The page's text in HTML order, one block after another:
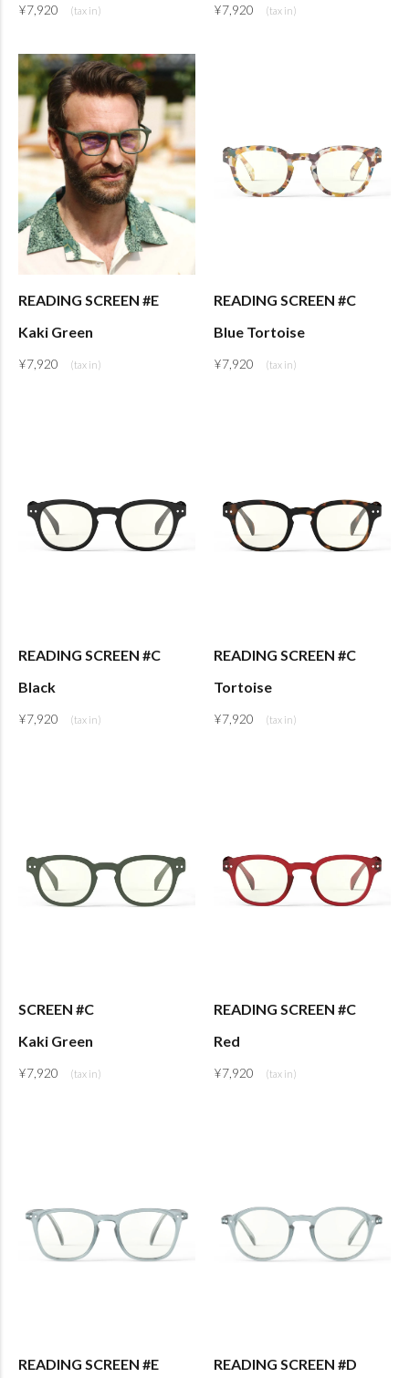
¥7,920 ¥7,920
READING SCREEN #E
Kaki Green
¥7,920
READING SCREEN #C
Blue Tortoise
¥7,920
READING SCREEN #C
Black
¥7,920
READING SCREEN #C
Tortoise
¥7,920
SCREEN #C
Kaki Green
¥7,920
READING SCREEN #C
Red
¥7,920
READING SCREEN #E READING SCREEN #D